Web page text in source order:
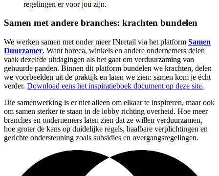
regelingen er voor jou zijn.
Samen met andere branches: krachten bundelen
We werken samen met onder meer INretail via het platform Samen
Duurzamer. Want horeca, winkels en andere ondernemers delen
vaak dezelfde uitdagingen als het gaat om verduurzaming van
gehuurde panden. Binnen dit platform bundelen we krachten, delen
we voorbeelden uit de praktijk en laten we zien: samen kom je écht
verder. Download eens het inspiratieboek document op deze site.
Die samenwerking is er niet alleen om elkaar te inspireren, maar ook
om samen sterker te staan in de lobby richting overheid. Hoe meer
branches en ondernemers laten zien dat ze willen verduurzamen,
hoe groter de kans op duidelijke regels, haalbare verplichtingen en
gerichte ondersteuning zoals subsidies en overgangsregelingen.